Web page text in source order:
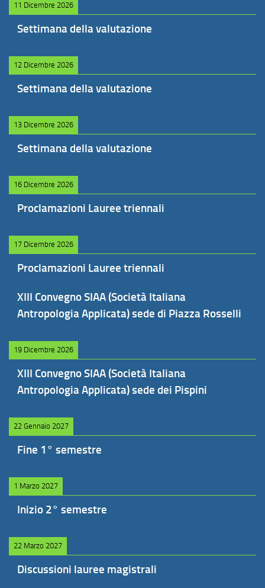
11 Dicembre 2026
Settimana della valutazione
12 Dicembre 2026
Settimana della valutazione
13 Dicembre 2026
Settimana della valutazione
16 Dicembre 2026
Proclamazioni Lauree triennali
17 Dicembre 2026
Proclamazioni Lauree triennali
XIII Convegno SIAA (Società Italiana
Antropologia Applicata) sede di Piazza Rosselli
19 Dicembre 2026
XIII Convegno SIAA (Società Italiana
Antropologia Applicata) sede dei Pispini
22 Gennaio 2027
Fine 1° semestre
1 Marzo 2027
Inizio 2° semestre
22 Marzo 2027
Discussioni lauree magistrali